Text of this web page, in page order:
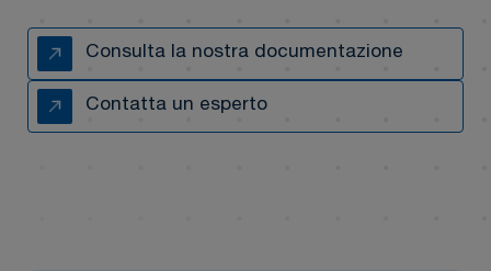
Consulta la nostra documentazione
Contatta un esperto